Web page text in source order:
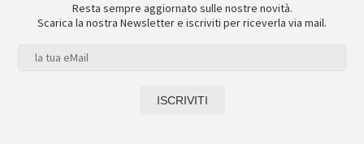
Resta sempre aggiornato sulle nostre novità.
Scarica la nostra Newsletter e iscriviti per riceverla via mail.